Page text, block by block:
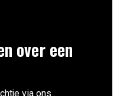
over een
via ons